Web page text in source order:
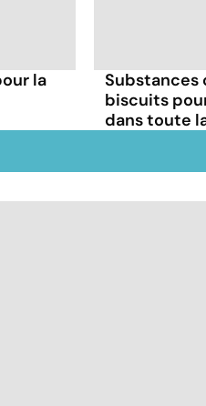
la
Substances
biscuits
dans toute